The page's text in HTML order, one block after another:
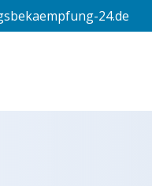
24.de